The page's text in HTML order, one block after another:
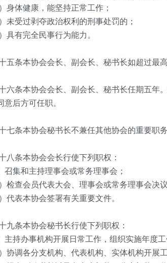
体健康，能坚持正常工作；
受过剥夺政治权利的刑事处罚的；
有完全民事行为能力。
条本协会会长、副会长、秘书长如超过最高
条本协会会长、副会长、秘书长任期五年。
后方可任职。
条本协会秘书长不兼任其他协会的重要职务
条本协会会长行使下列职权：
集和主持理事会或常务理事会；
查会员代表大会、理事会或常务理事会决议
表本协会签署有关重要文件。
条本协会秘书长行使下列职权：
持办事机构开展日常工作，组织实施年度工
调各分支机构、代表机构、实体机构开展工